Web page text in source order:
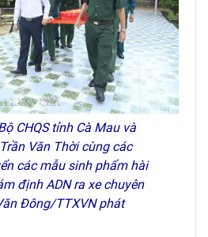
CHQS tỉnh Cà Mau và
Văn Thời cùng các
các mẫu sinh phẩm hài
định ADN ra xe chuyên
Đông/TTXVN phát